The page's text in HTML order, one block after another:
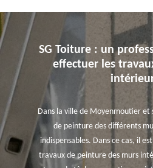
SG Toiture : un
effectuer les
Dans la ville de Moyenmoutier et
de peinture des différents
indispensables. Dans ce cas, il
travaux de peinture des murs